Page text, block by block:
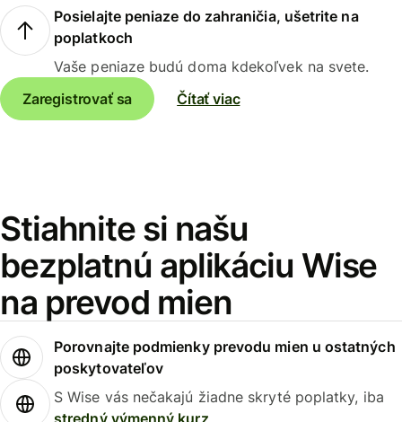
Posielajte peniaze do zahraničia, ušetrite na
poplatkoch
Vaše peniaze budú doma kdekoľvek na svete.
Zaregistrovať sa
Čítať viac
Stiahnite si našu
bezplatnú aplikáciu Wise
na prevod mien
Porovnajte podmienky prevodu mien u ostatných
poskytovateľov
S Wise vás nečakajú žiadne skryté poplatky, iba